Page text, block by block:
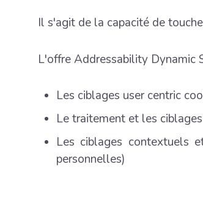
Il s'agit de la capacité de
L'offre Addressability Dynamic
Les ciblages user centric
Le traitement et les
Les ciblages contextuels
personnelles)